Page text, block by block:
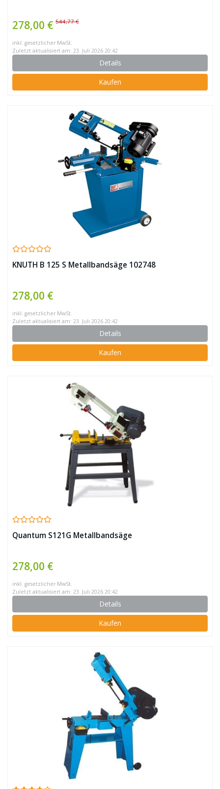
278,00 € 544,77 €
inkl. gesetzlicher MwSt.
Zuletzt aktualisiert am: 23. Juli 2026 20:42
Details
Kaufen
KNUTH B 125 S Metallbandsäge 102748
278,00 €
inkl. gesetzlicher MwSt.
Zuletzt aktualisiert am: 23. Juli 2026 20:42
Details
Kaufen
Quantum S121G Metallbandsäge
278,00 €
inkl. gesetzlicher MwSt.
Zuletzt aktualisiert am: 23. Juli 2026 20:42
Details
Kaufen